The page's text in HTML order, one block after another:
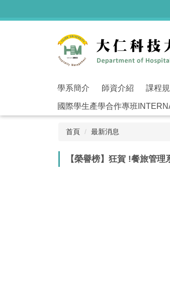
學系簡介 師資介紹 課程規
國際學生產學合作專班
首頁 最新消息
【榮譽榜】狂賀 !餐旅管